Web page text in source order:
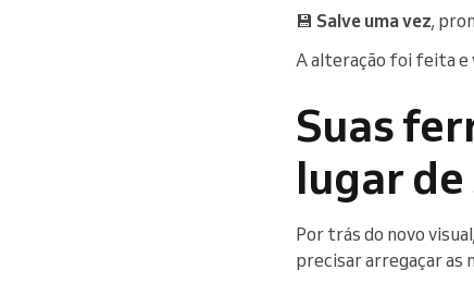
💾 Salve uma vez,
A alteração foi feita e
Suas
lugar
Por trás do novo
precisar arregaçar as